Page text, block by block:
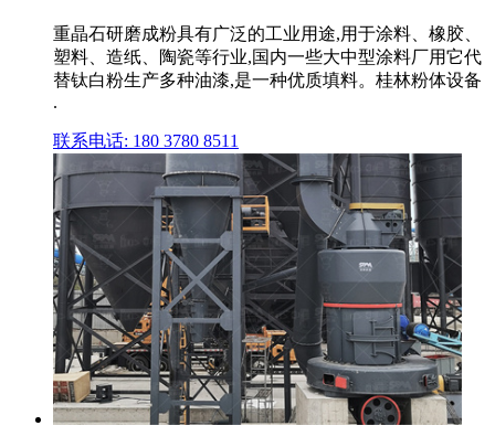
重晶石研磨成粉具有广泛的工业用途,用于涂料、橡胶、
塑料、造纸、陶瓷等行业,国内一些大中型涂料厂用它代
替钛白粉生产多种油漆,是一种优质填料。桂林粉体设备
.
联系电话: 180 3780 8511